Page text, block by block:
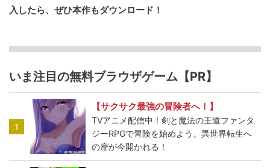
入したら、ぜひ本作もダウンロード！
いま注目の無料ブラウザゲーム【PR】
1
【サクサク最強の冒険者へ！】
TVアニメ配信中！剣と魔法の王道ファンタ
ジーRPGで冒険を始めよう。異世界転生へ
の扉が今開かれる！